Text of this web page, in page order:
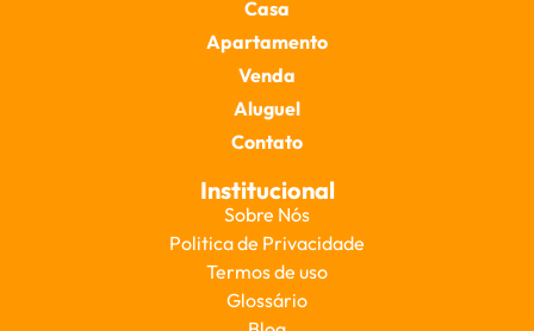
Casa
Apartamento
Venda
Aluguel
Contato
Institucional
Sobre Nós
Politica de Privacidade
Termos de uso
Glossário